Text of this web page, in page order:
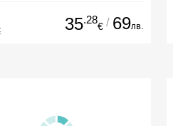
35.28
€ / 69лв.